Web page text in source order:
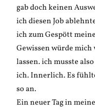
gab doch keinen
ich diesen Job
ich zum Gespött
Gewissen würde mich
lassen. ich musste
ich. Innerlich. Es
so an.
Ein neuer Tag in